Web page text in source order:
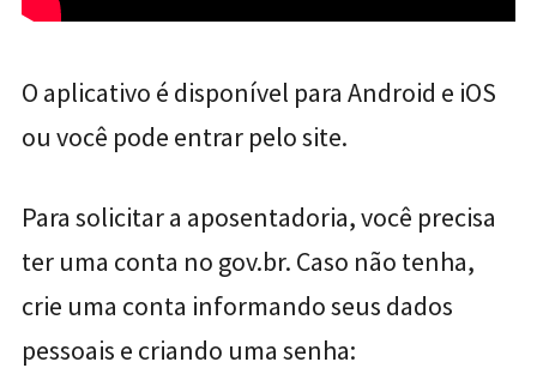
O aplicativo é disponível para Android e iOS
ou você pode entrar pelo site.
Para solicitar a aposentadoria, você precisa
ter uma conta no gov.br. Caso não tenha,
crie uma conta informando seus dados
pessoais e criando uma senha: